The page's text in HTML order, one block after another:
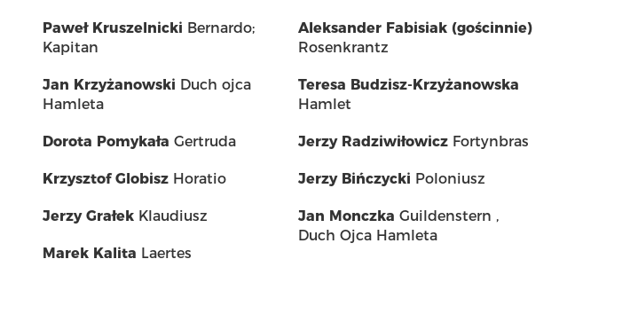
Paweł Kruszelnicki Bernardo;
Kapitan
Jan Krzyżanowski Duch ojca
Hamleta
Dorota Pomykała Gertruda
Krzysztof Globisz Horatio
Jerzy Grałek Klaudiusz
Marek Kalita Laertes
Aleksander Fabisiak (gościnnie)
Rosenkrantz
Teresa Budzisz-Krzyżanowska
Hamlet
Jerzy Radziwiłowicz Fortynbras
Jerzy Bińczycki Poloniusz
Jan Monczka Guildenstern ,
Duch Ojca Hamleta